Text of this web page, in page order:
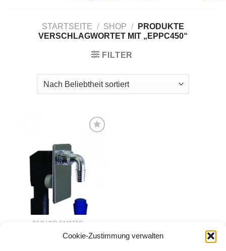
Cookie-Zustimmung verwalten
STARTSEITE / SHOP /
PRODUKTE
VERSCHLAGWORTET MIT „EPPC450“
FILTER
Wunschliste
hinzufügen
BAD UND SANITÄR
Unterputzsiphon für die
Waschgeräte, verchromt